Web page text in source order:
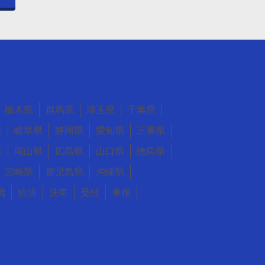
栃木県 群馬県 埼玉県 千葉県
岐阜県 静岡県 愛知県 三重県
岡山県 広島県 山口県 徳島県
宮崎県 鹿児島県 沖縄県
給油 洗車 受付 事務